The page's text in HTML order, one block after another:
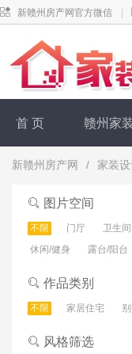
新赣州房产网官方微信 |
首 页 赣州家
新赣州房产网 / 家装
图片空间
不限 门厅 卫生间
休闲/健身
露台/阳台
作品类别
不限 家居住宅
风格筛选